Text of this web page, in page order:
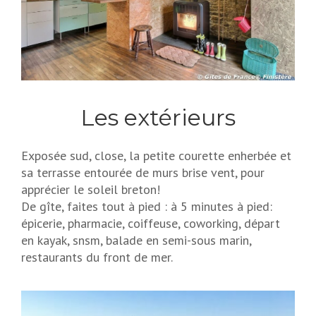
Les extérieurs
Exposée sud, close, la petite courette enherbée et
sa terrasse entourée de murs brise vent, pour
apprécier le soleil breton!
De gîte, faites tout à pied : à 5 minutes à pied:
épicerie, pharmacie, coiffeuse, coworking, départ
en kayak, snsm, balade en semi-sous marin,
restaurants du front de mer.